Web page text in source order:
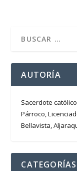
AUTORÍA
Sacerdote
Párroco,
Bellavista,
CATEGORÍAS